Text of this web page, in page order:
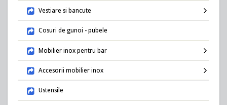
Vestiare si bancute
Cosuri de gunoi - pubele
Mobilier inox pentru bar
Accesorii mobilier inox
Ustensile